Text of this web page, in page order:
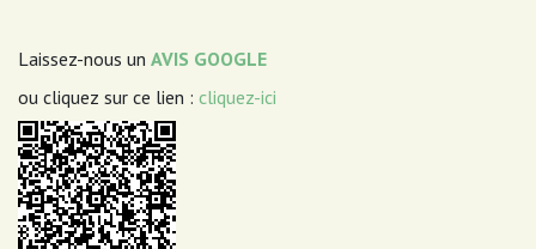
Laissez-nous un AVIS GOOGLE
ou cliquez sur ce lien : cliquez-ici